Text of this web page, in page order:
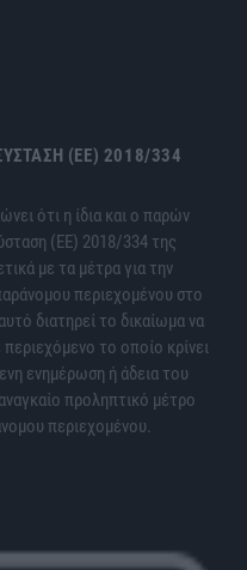
(ΕΕ) 2018/334
ότι η ίδια και ο παρών
(ΕΕ) 2018/334 της
με τα μέτρα για την
περιεχομένου στο
διατηρεί το δικαίωμα να
το οποίο κρίνει
ενημέρωση ή άδεια του
προληπτικό μέτρο
περιεχομένου.